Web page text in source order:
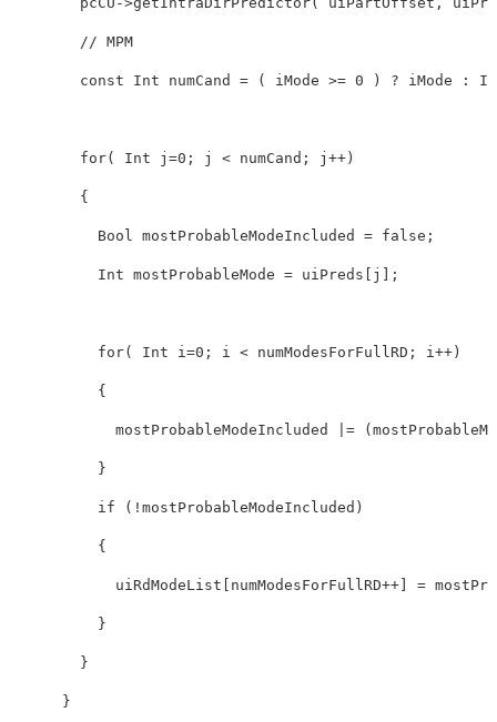
// MPM
const Int numCand = ( iMode >= 0 ) ? iMode :
for( Int j=0 ; j < numCand; j++)
        {
          Bool mostProbableModeIncluded =
false ;
          Int mostProbableMode = uiPreds[j];
for( Int i=0 ; i < numModesForFullRD; i++)
          {
mostProbableModeIncluded |=
          }
if (!mostProbableModeIncluded)
          {
uiRdModeList[numModesForFullRD++] =
          }
        }
      }